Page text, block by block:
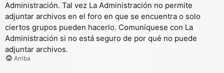
Administración. Tal vez La Administración no permite
adjuntar archivos en el foro en que se encuentra o solo
ciertos grupos pueden hacerlo. Comuníquese con La
Administración si no está seguro de por qué no puede
adjuntar archivos.
Arriba